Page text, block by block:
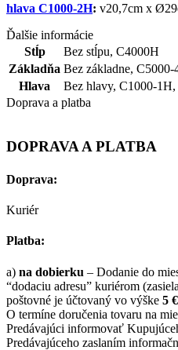
hlava C1000-2H: v20,7cm x Ø
Ďalšie informácie
Stĺp
Bez stĺpu, C4000H
Základňa Bez základne, C5000-
Hlava
Bez hlavy, C1000-1H,
Doprava a platba
DOPRAVA A PLATBA
Doprava:
Kuriér
Platba:
a) na dobierku – Dodanie do
“dodaciu adresu” kuriérom
poštovné je účtovaný vo výške 5
O termíne doručenia tovaru na
Predávajúci informovať
Predávajúceho zaslaním